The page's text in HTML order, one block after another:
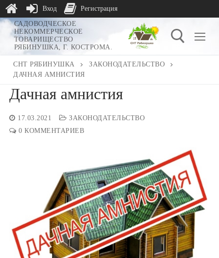
Перейти
содержимому
САДОВОДЧЕСКОЕ
НЕКОММЕРЧЕСКОЕ
ТОВАРИЩЕСТВО
РЯБИНУШКА, Г. КОСТРОМА.
СНТ РЯБИНУШКА
ЗАКОНОДАТЕЛЬСТВО
ДАЧНАЯ АМНИСТИЯ
Дачная амнистия
17.03.2021
ЗАКОНОДАТЕЛЬСТВО
0 КОММЕНТАРИЕВ
Вход Регистрация